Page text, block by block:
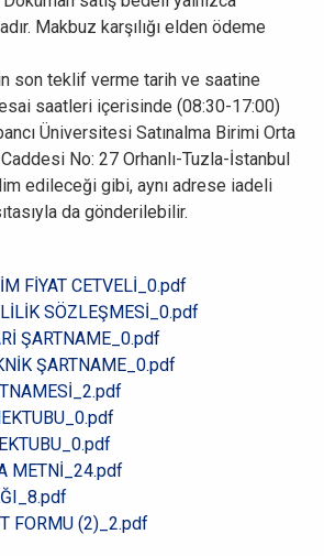
Makbuz karşılığı elden ödeme
son teklif verme tarih ve saatine
saatleri içerisinde (08:30-17:00)
Üniversitesi Satınalma Birimi Orta
No: 27 Orhanlı-Tuzla-İstanbul
edileceği gibi, aynı adrese iadeli
da gönderilebilir.
FİYAT CETVELİ_0.pdf
SÖZLEŞMESİ_0.pdf
ŞARTNAME_0.pdf
ŞARTNAME_0.pdf
METNİ_24.pdf
FORMU (2)_2.pdf